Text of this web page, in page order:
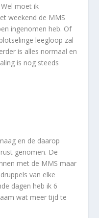
moet ik
weekend de MMS
ingenomen heb. Of
leegloop zal
is alles normaal en
is nog steeds
en de daarop
genomen. De
met de MMS maar
van elke
dagen heb ik 6
wat meer tijd te